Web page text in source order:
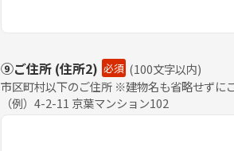
⑨ご住所 (住所2) 必須 (100文字以内)
市区町村以下のご住所 ※建物名も省略せずに
（例）4-2-11 京葉マンション102